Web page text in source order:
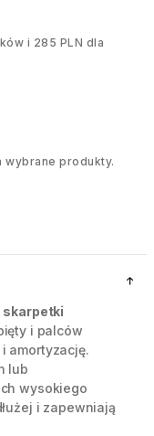
i 285 PLN dla
wybrane produkty.
skarpetki
i palców
amortyzację.
lub
wysokiego
i zapewniają